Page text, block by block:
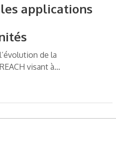
applications
de la
visant à…